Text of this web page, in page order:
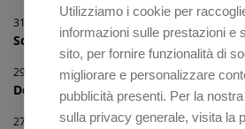
31/07/2026
Scopri i nuovi corsi finanziati con i
29/07/2026
Delegazione Comunale di Vicenza -
27/07/2026
Utilizziamo i cookie per
informazioni sulle prestazioni e
sito, per fornire funzionalità di
migliorare e personalizzare
pubblicità presenti. Per la
sulla privacy generale, visita la